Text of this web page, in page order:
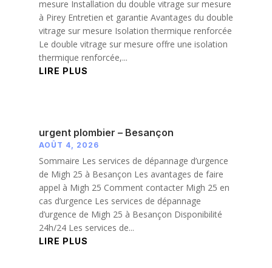
mesure Installation du double vitrage sur mesure
à Pirey Entretien et garantie Avantages du double
vitrage sur mesure Isolation thermique renforcée
Le double vitrage sur mesure offre une isolation
thermique renforcée,...
LIRE PLUS
urgent plombier – Besançon
AOÛT 4, 2026
Sommaire Les services de dépannage d’urgence
de Migh 25 à Besançon Les avantages de faire
appel à Migh 25 Comment contacter Migh 25 en
cas d’urgence Les services de dépannage
d’urgence de Migh 25 à Besançon Disponibilité
24h/24 Les services de...
LIRE PLUS